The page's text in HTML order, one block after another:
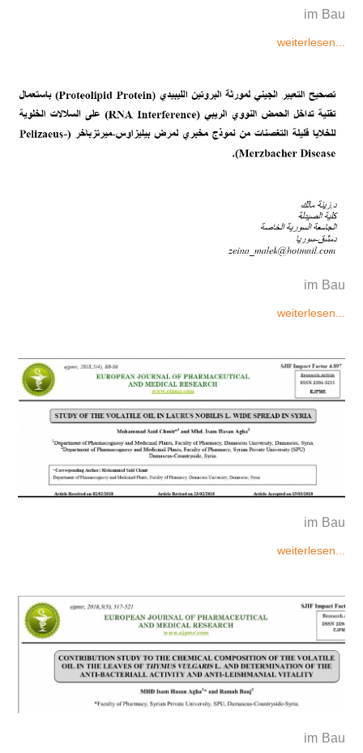
im Bau
weiterlesen...
im Bau
weiterlesen...
im Bau
weiterlesen...
im Bau